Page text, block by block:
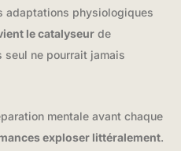
adaptations physiologiques
le catalyseur de
seul ne pourrait jamais
mentale avant chaque
exploser littéralement.